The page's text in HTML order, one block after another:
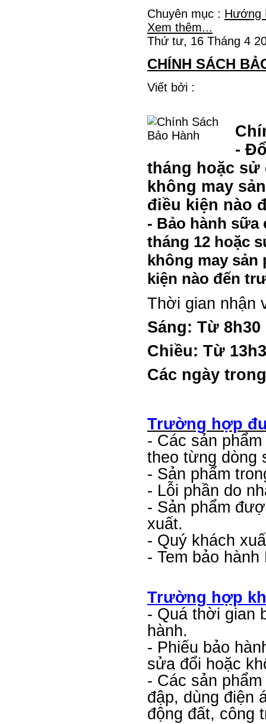
Chuyên mục : Hướng
Xem thêm...
Thứ tư, 16 Tháng 4
CHÍNH SÁCH
Viết bởi :
-
tháng hoặc
không may
điều kiện nào
- Bảo hành
tháng 12 hoặc
không may sản
kiện nào đến
Thời gian nhận
Sáng: Từ 8h30
Chiều: Từ
Các ngày
Trường hợp
- Các sản
theo từng dòng
- Sản phẩm
- Lỗi phần do
- Sản phẩm
xuất.
- Quý khách
- Tem bảo
Trường hợp
- Quá thời gian
hành.
- Phiếu bảo
sửa đổi hoặc
- Các sản
đập, dùng điện
động đất, công